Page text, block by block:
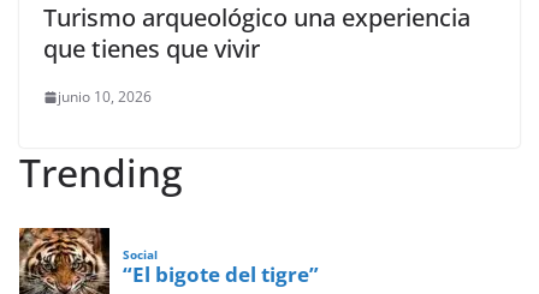
Turismo arqueológico una experiencia
que tienes que vivir
junio 10, 2026
Trending
Social
“El bigote del tigre”